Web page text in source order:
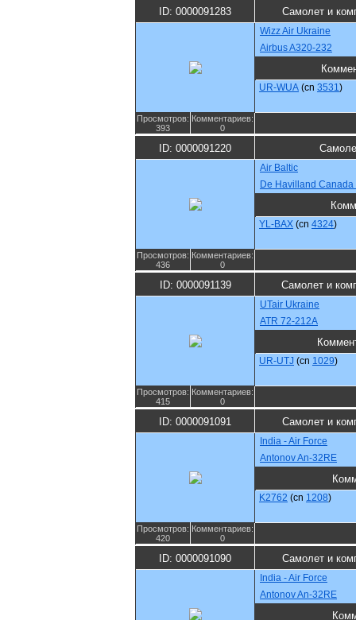
ID: 0000091283 Самолет и
Wizz Air Ukraine
Airbus A320-232
UR-WUA (cn 3531)
Просмотров:
393
Комментариев:
0
ID: 0000091220
Air Baltic
De Havilland
YL-BAX (cn 4324)
Просмотров:
436
Комментариев:
0
ID: 0000091139 Самолет и
UTair Ukraine
ATR 72-212A
UR-UTJ (cn 1029)
Просмотров:
415
Комментариев:
0
ID: 0000091091 Самолет и
India - Air Force
Antonov An-32RE
K2762 (cn 1208)
Просмотров:
420
Комментариев:
0
ID: 0000091090 Самолет и
India - Air Force
Antonov An-32RE